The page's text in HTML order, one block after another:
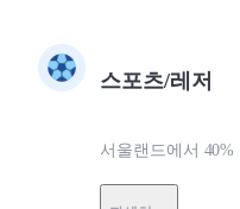
스포츠/레저
서울랜드에서 40%